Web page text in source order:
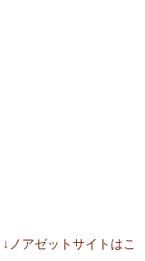
↓ノアゼットサイトはこ